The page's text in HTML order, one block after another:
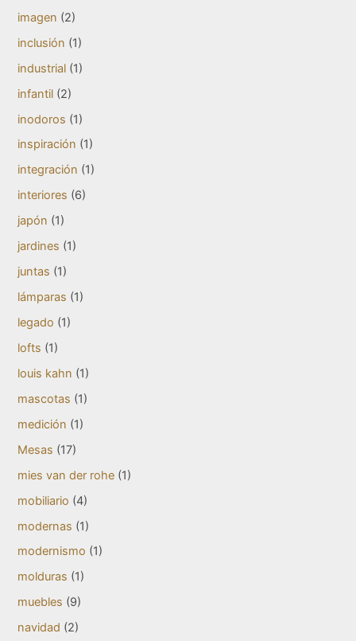
imagen (2)
inclusión (1)
industrial (1)
infantil (2)
inodoros (1)
inspiración (1)
integración (1)
interiores (6)
japón (1)
jardines (1)
juntas (1)
lámparas (1)
legado (1)
lofts (1)
louis kahn (1)
mascotas (1)
medición (1)
Mesas (17)
mies van der rohe (1)
mobiliario (4)
modernas (1)
modernismo (1)
molduras (1)
muebles (9)
navidad (2)